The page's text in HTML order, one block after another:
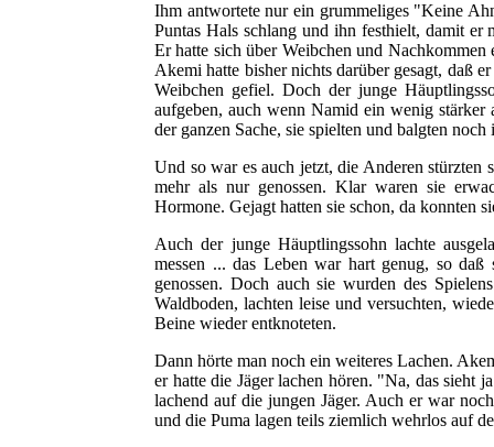
Ihm antwortete nur ein grummeliges "Keine
Puntas Hals schlang und ihn festhielt, damit er
Er hatte sich über Weibchen und
Akemi hatte bisher nichts darüber gesagt, daß
Weibchen gefiel. Doch der junge
aufgeben, auch wenn Namid ein wenig
der ganzen Sache, sie spielten und balgten
Und so war es auch jetzt, die Anderen
mehr als nur genossen. Klar waren sie
Hormone. Gejagt hatten sie schon, da konnten
Auch der junge Häuptlingssohn lachte
messen ... das Leben war hart genug, so
genossen. Doch auch sie wurden des
Waldboden, lachten leise und versuchten,
Beine wieder entknoteten.
Dann hörte man noch ein weiteres Lachen.
er hatte die Jäger lachen hören. "Na, das sieht
lachend auf die jungen Jäger. Auch er war
und die Puma lagen teils ziemlich wehrlos auf